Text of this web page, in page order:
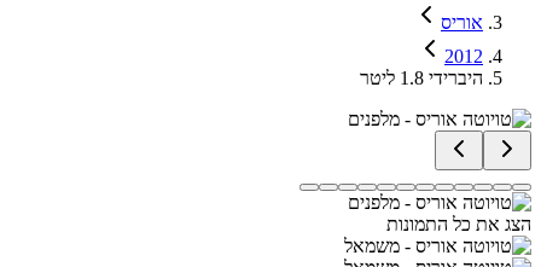
אוריס
2012
היברידי 1.8 ליטר
הצג את כל התמונות